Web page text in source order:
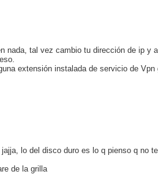
nada, tal vez cambio tu dirección de ip y
extensión instalada de servicio de Vpn
lo del disco duro es lo q pienso q no
de la grilla